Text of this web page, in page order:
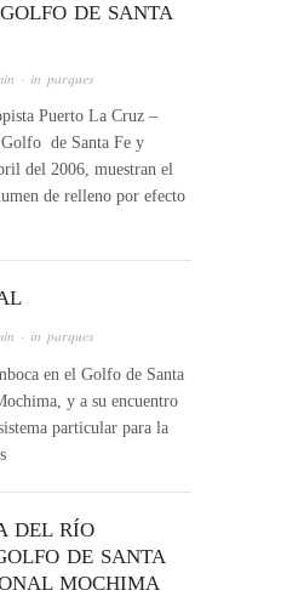
DE SANTA
· in parques
Puerto La Cruz –
de Santa Fe y
del 2006, muestran el
de relleno por efecto
· in parques
en el Golfo de Santa
y a su encuentro
particular para la
DEL RÍO
DE SANTA
MOCHIMA